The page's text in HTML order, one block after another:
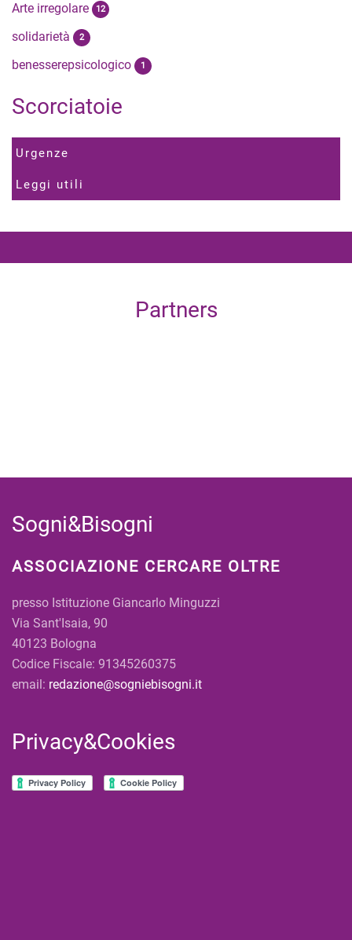
Arte irregolare 12
solidarietà 2
benesserepsicologico 1
Scorciatoie
Urgenze
Leggi utili
Partners
Sogni&Bisogni
ASSOCIAZIONE CERCARE OLTRE
presso Istituzione Giancarlo Minguzzi
Via Sant'Isaia, 90
40123 Bologna
Codice Fiscale: 91345260375
email: redazione@sogniebisogni.it
Privacy&Cookies